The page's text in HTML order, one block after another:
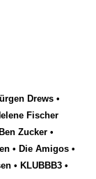
Drews •
Fischer
Zucker •
• Die Amigos •
• KLUBBB3 •